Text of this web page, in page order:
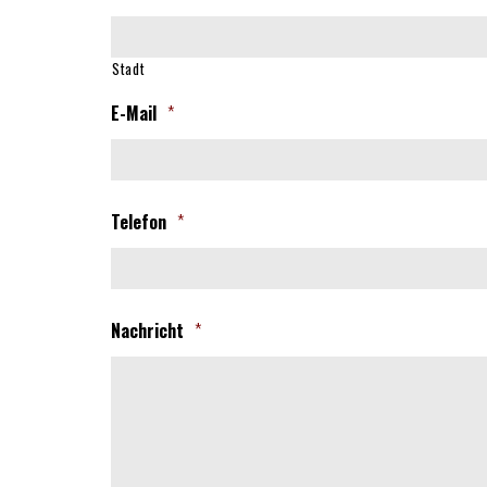
Stadt
E-Mail *
Telefon *
Nachricht *